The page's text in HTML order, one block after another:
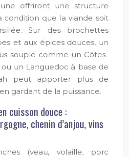
offriront une structure
condition que la viande soit
Sur des brochettes
et aux épices douces, un
souple comme un Côtes-
un Languedoc à base de
peut apporter plus de
gardant de la puissance.
cuisson douce :
chenin d’anjou, vins
(veau, volaille, porc